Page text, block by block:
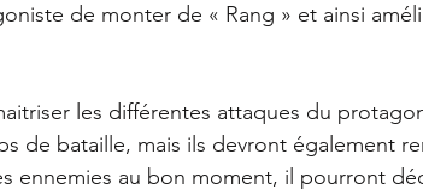
de monter de « Rang » et ainsi
les différentes attaques du
de bataille, mais ils devront également
ennemies au bon moment, il pourront